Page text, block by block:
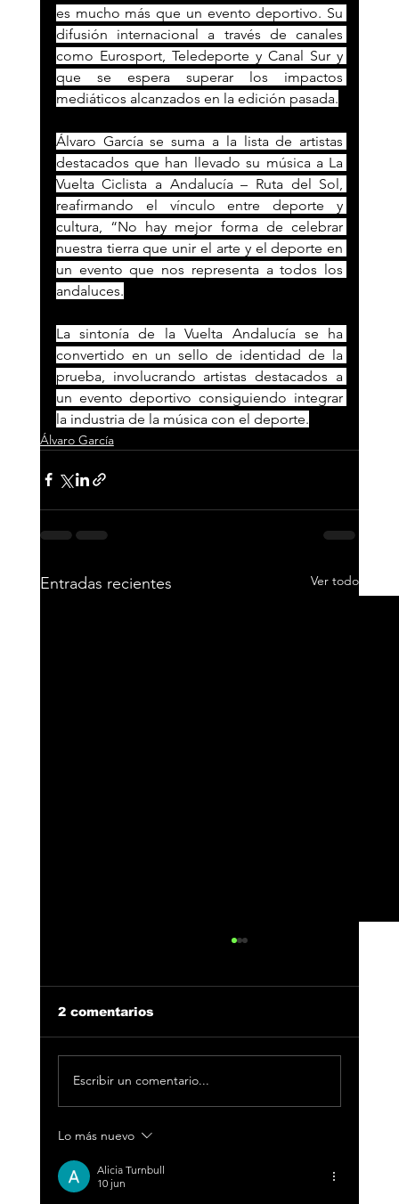
es mucho más que un evento deportivo. Su
difusión internacional a través de canales
como Eurosport, Teledeporte y Canal Sur y
que se espera superar los impactos
mediáticos alcanzados en la edición pasada.
Álvaro García se suma a la lista de artistas
destacados que han llevado su música a La
Vuelta Ciclista a Andalucía – Ruta del Sol,
reafirmando el vínculo entre deporte y
cultura, “No hay mejor forma de celebrar
nuestra tierra que unir el arte y el deporte en
un evento que nos representa a todos los
andaluces.
La sintonía de la Vuelta Andalucía se ha
convertido en un sello de identidad de la
prueba, involucrando artistas destacados a
un evento deportivo consiguiendo integrar
la industria de la música con el deporte.
Álvaro García
Entradas recientes Ver todo
gira por España “Punto de
encuentro”
2 comentarios
Escribir un comentario...
Lo más nuevo
Alicia Turnbull
10 jun